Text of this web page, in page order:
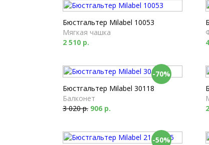
Бюстгальтер Milabel 10053
Мягкая чашка
2 510 р.
-70%
Бюстгальтер Milabel 30118
Балконет
3 020 р. 906 р.
-50%